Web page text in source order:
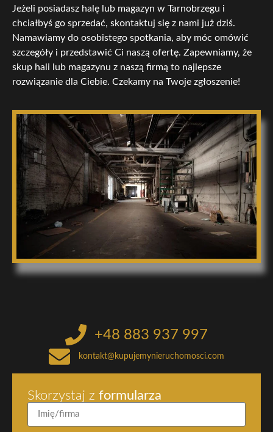
Jeżeli posiadasz halę lub magazyn w Tarnobrzegu i
chciałbyś go sprzedać, skontaktuj się z nami już dziś.
Namawiamy do osobistego spotkania, aby móc omówić
szczegóły i przedstawić Ci naszą ofertę. Zapewniamy, że
skup hali lub magazynu z naszą firmą to najlepsze
rozwiązanie dla Ciebie. Czekamy na Twoje zgłoszenie!
+48 883 937 997
kontakt@kupujemynieruchomosci.com
Skorzystaj z formularza